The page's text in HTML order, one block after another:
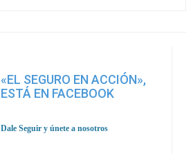
«EL SEGURO EN ACCIÓN»,
ESTÁ EN FACEBOOK
Dale Seguir y únete a nosotros